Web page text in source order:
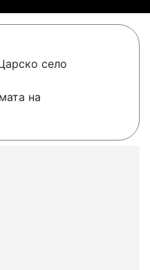
село
на